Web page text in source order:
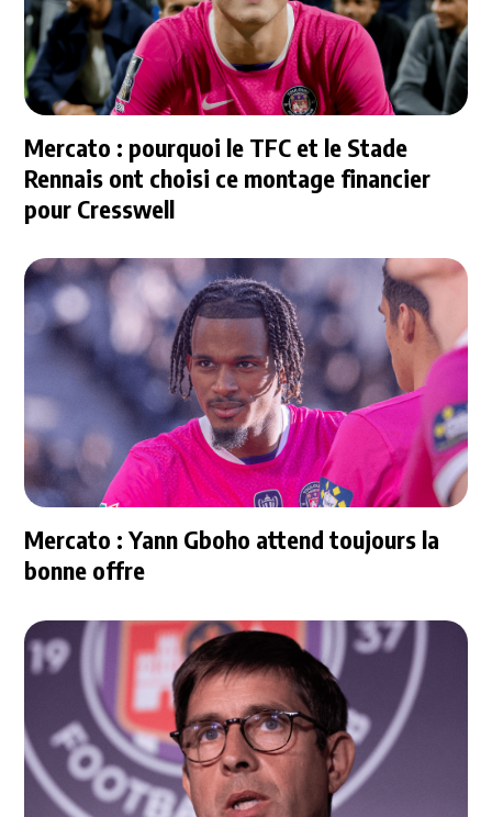
Mercato : pourquoi le TFC et le Stade
Rennais ont choisi ce montage financier
pour Cresswell
Mercato : Yann Gboho attend toujours la
bonne offre